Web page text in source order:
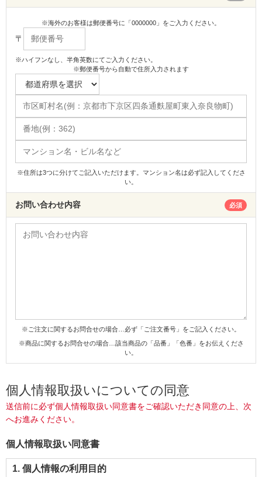
※海外のお客様は郵便番号に「0000000」をご入力ください。
〒
※ハイフンなし、半角英数にてご入力ください。
※郵便番号から自動で住所入力されます
※住所は3つに分けてご記入いただけます。マンション名は必ず記入してくださ
い。
お問い合わせ内容 必須
※ご注文に関するお問合せの場合…必ず「ご注文番号」をご記入ください。
※商品に関するお問合せの場合…該当商品の「品番」「色番」をお伝えくださ
い。
個人情報取扱いについての同意
送信前に必ず個人情報取扱い同意書をご確認いただき同意の上、次
へお進みください。
個人情報取扱い同意書
1. 個人情報の利用目的